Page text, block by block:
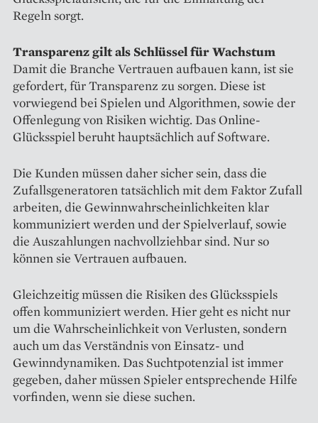
Regeln sorgt.
Transparenz gilt als Schlüssel für Wachstum
Damit die Branche Vertrauen aufbauen kann, ist sie
gefordert, für Transparenz zu sorgen. Diese ist
vorwiegend bei Spielen und Algorithmen, sowie der
Offenlegung von Risiken wichtig. Das Online-
Glücksspiel beruht hauptsächlich auf Software.
Die Kunden müssen daher sicher sein, dass die
Zufallsgeneratoren tatsächlich mit dem Faktor Zufall
arbeiten, die Gewinnwahrscheinlichkeiten klar
kommuniziert werden und der Spielverlauf, sowie
die Auszahlungen nachvollziehbar sind. Nur so
können sie Vertrauen aufbauen.
Gleichzeitig müssen die Risiken des Glücksspiels
offen kommuniziert werden. Hier geht es nicht nur
um die Wahrscheinlichkeit von Verlusten, sondern
auch um das Verständnis von Einsatz- und
Gewinndynamiken. Das Suchtpotenzial ist immer
gegeben, daher müssen Spieler entsprechende Hilfe
vorfinden, wenn sie diese suchen.